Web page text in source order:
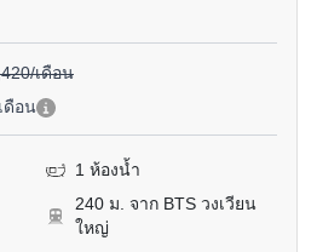
เดือน
ดือน
1 ห้องน้ำ
240 ม. จาก BTS วงเวียน
ใหญ่